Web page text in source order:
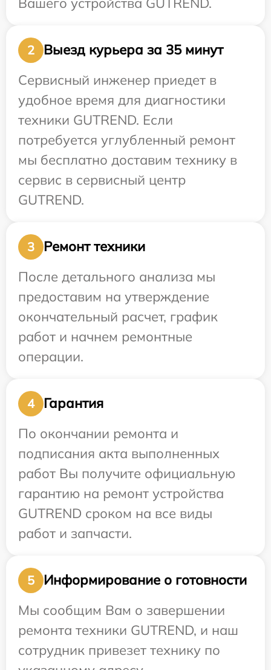
2
Выезд курьера за 35 минут
Сервисный инженер приедет в
удобное время для диагностики
техники GUTREND. Если
потребуется углубленный ремонт
мы бесплатно доставим технику в
сервис в сервисный центр
GUTREND.
3
Ремонт техники
После детального анализа мы
предоставим на утверждение
окончательный расчет, график
работ и начнем ремонтные
операции.
4
Гарантия
По окончании ремонта и
подписания акта выполненных
работ Вы получите официальную
гарантию на ремонт устройства
GUTREND сроком на все виды
работ и запчасти.
5
Информирование о готовности
Мы сообщим Вам о завершении
ремонта техники GUTREND, и наш
сотрудник привезет технику по